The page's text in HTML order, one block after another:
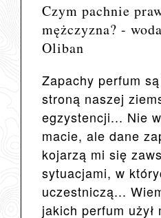
Czym pachnie
mężczyzna? -
Oliban
Zapachy perfum
stroną naszej
egzystencji... Nie
macie, ale dane
kojarzą mi się
sytuacjami, w
uczestniczą...
jakich perfum użył